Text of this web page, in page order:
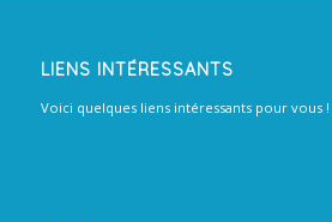
LIENS INTÉRESSANTS
Voici quelques liens intéressants pour vous